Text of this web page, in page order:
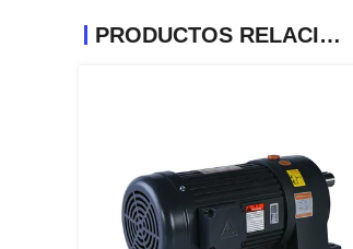
PRODUCTOS RELACIONADOS